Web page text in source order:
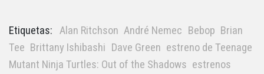
Etiquetas: Alan Ritchson André Nemec Bebop Brian
Tee Brittany Ishibashi Dave Green estreno de Teenage
Mutant Ninja Turtles: Out of the Shadows estrenos